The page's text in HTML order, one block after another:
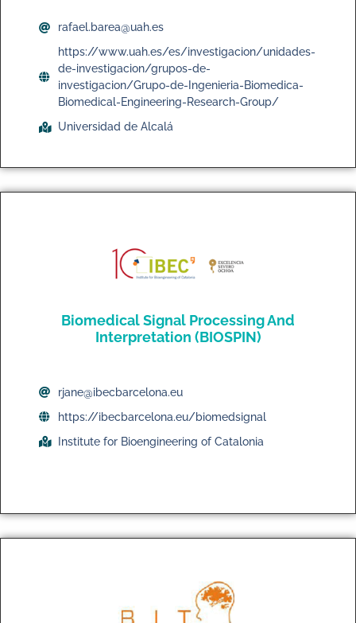
rafael.barea@uah.es
https://www.uah.es/es/investigacion/unidades-
de-investigacion/grupos-de-
investigacion/Grupo-de-Ingenieria-Biomedica-
Biomedical-Engineering-Research-Group/
Universidad de Alcalá
Biomedical Signal Processing And
Interpretation (BIOSPIN)
rjane@ibecbarcelona.eu
https://ibecbarcelona.eu/biomedsignal
Institute for Bioengineering of Catalonia